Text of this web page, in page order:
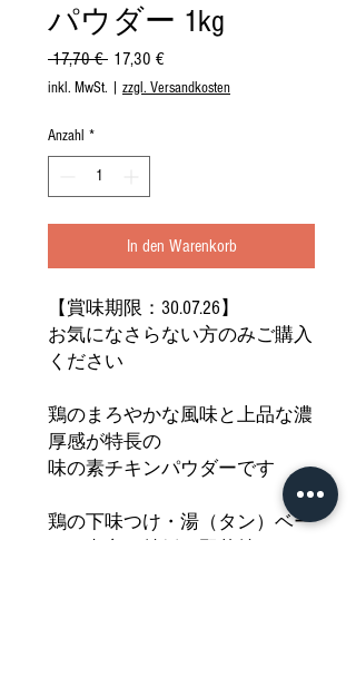
パウダー 1kg
17,70 € Standardpreis
17,30 €Sale-
inkl. MwSt. zzgl. Versandkosten
Anzahl *
In den Warenkorb
【賞味期限：30.07.26】
お気になさらない方のみご購入
ください
鶏のまろやかな風味と上品な濃
厚感が特長の
味の素チキンパウダーです
鶏の下味つけ・湯（タン）ベー